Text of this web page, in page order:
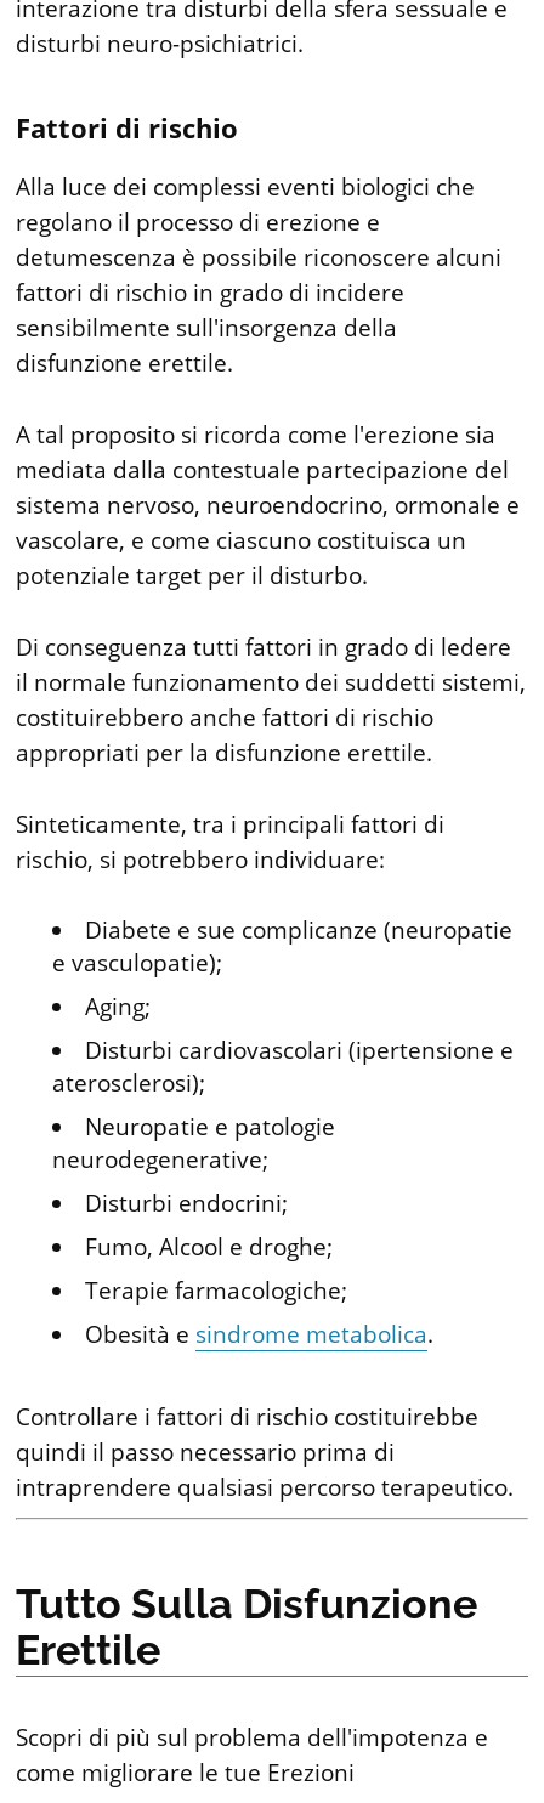
interazione tra disturbi della sfera sessuale e
disturbi neuro-psichiatrici.
Fattori di rischio
Alla luce dei complessi eventi biologici che
regolano il processo di erezione e
detumescenza è possibile riconoscere alcuni
fattori di rischio in grado di incidere
sensibilmente sull'insorgenza della
disfunzione erettile.
A tal proposito si ricorda come l'erezione sia
mediata dalla contestuale partecipazione del
sistema nervoso, neuroendocrino, ormonale e
vascolare, e come ciascuno costituisca un
potenziale target per il disturbo.
Di conseguenza tutti fattori in grado di ledere
il normale funzionamento dei suddetti sistemi,
costituirebbero anche fattori di rischio
appropriati per la disfunzione erettile.
Sinteticamente, tra i principali fattori di
rischio, si potrebbero individuare:
Diabete e sue complicanze (neuropatie
e vasculopatie);
Aging;
Disturbi cardiovascolari (ipertensione e
aterosclerosi);
Neuropatie e patologie
neurodegenerative;
Disturbi endocrini;
Fumo, Alcool e droghe;
Terapie farmacologiche;
Obesità e sindrome metabolica.
Controllare i fattori di rischio costituirebbe
quindi il passo necessario prima di
intraprendere qualsiasi percorso terapeutico.
Tutto Sulla Disfunzione
Erettile
Scopri di più sul problema dell'impotenza e
come migliorare le tue Erezioni